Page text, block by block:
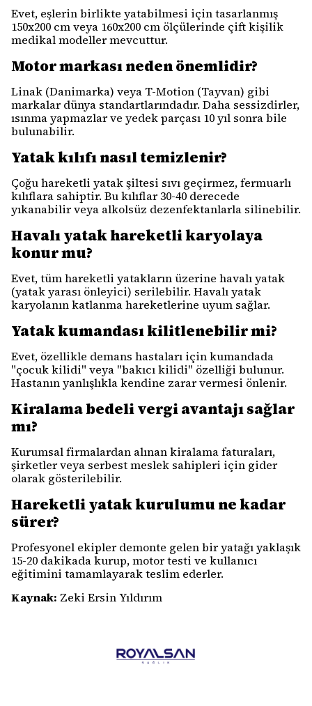
Evet, eşlerin birlikte yatabilmesi için tasarlanmış
150x200 cm veya 160x200 cm ölçülerinde çift kişilik
medikal modeller mevcuttur.
Motor markası neden önemlidir?
Linak (Danimarka) veya T-Motion (Tayvan) gibi
markalar dünya standartlarındadır. Daha sessizdirler,
ısınma yapmazlar ve yedek parçası 10 yıl sonra bile
bulunabilir.
Yatak kılıfı nasıl temizlenir?
Çoğu hareketli yatak şiltesi sıvı geçirmez, fermuarlı
kılıflara sahiptir. Bu kılıflar 30-40 derecede
yıkanabilir veya alkolsüz dezenfektanlarla silinebilir.
Havalı yatak hareketli karyolaya
konur mu?
Evet, tüm hareketli yatakların üzerine havalı yatak
(yatak yarası önleyici) serilebilir. Havalı yatak
karyolanın katlanma hareketlerine uyum sağlar.
Yatak kumandası kilitlenebilir mi?
Evet, özellikle demans hastaları için kumandada
"çocuk kilidi" veya "bakıcı kilidi" özelliği bulunur.
Hastanın yanlışlıkla kendine zarar vermesi önlenir.
Kiralama bedeli vergi avantajı sağlar
mı?
Kurumsal firmalardan alınan kiralama faturaları,
şirketler veya serbest meslek sahipleri için gider
olarak gösterilebilir.
Hareketli yatak kurulumu ne kadar
sürer?
Profesyonel ekipler demonte gelen bir yatağı yaklaşık
15-20 dakikada kurup, motor testi ve kullanıcı
eğitimini tamamlayarak teslim ederler.
Kaynak: Zeki Ersin Yıldırım